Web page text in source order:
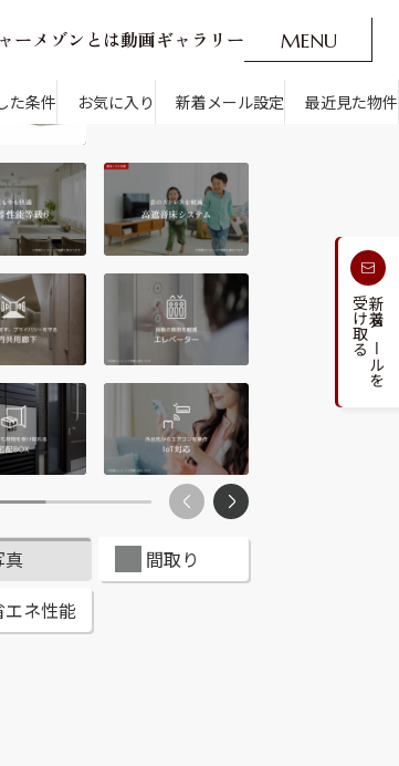
ャーメ ゾン とは動画ギャ ラ リ ー MENU
O
最近見た物件 CLOSE
・通学時間から探す
のカテゴリから探す 新着メールを
受け取る
た条件 お気に入り 新着メール設定 最近見た物件
真
間取り
エネ性能